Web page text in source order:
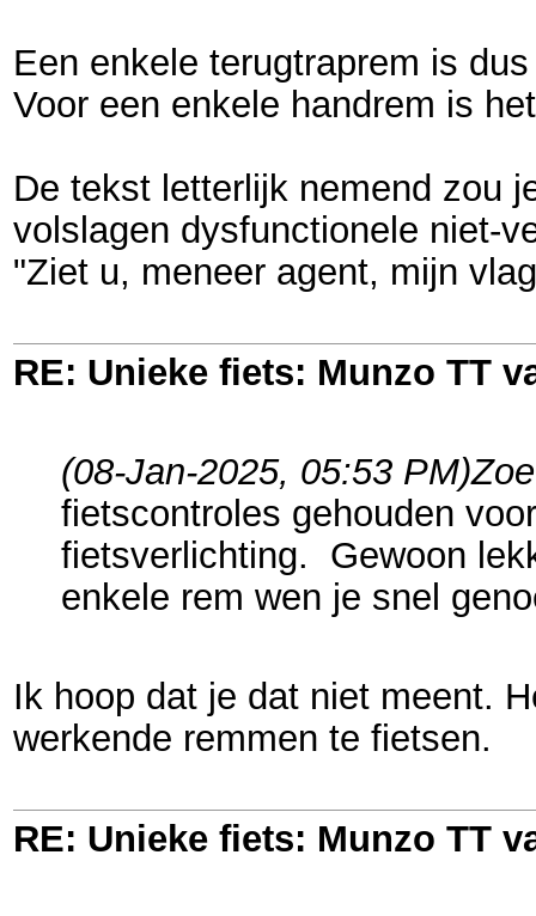
Een enkele terugtraprem is
Voor een enkele handrem is
De tekst letterlijk nemend zou
volslagen dysfunctionele niet-
"Ziet u, meneer agent, mijn
RE: Unieke fiets: Munzo TT
(08-Jan-2025, 05:53 PM)
fietscontroles gehouden
fietsverlichting. Gewoon
enkele rem wen je snel
Ik hoop dat je dat niet meent.
werkende remmen te fietsen.
RE: Unieke fiets: Munzo TT